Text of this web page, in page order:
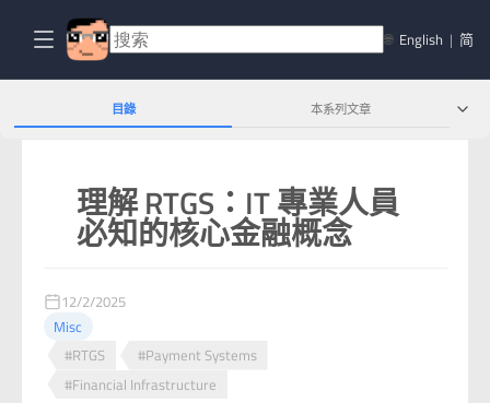
🌐 English | 简
理解 RTGS：IT 專業人員
必知的核心金融概念
12/2/2025
Misc
#RTGS
#Payment Systems
#Financial Infrastructure
目錄 本系列文章